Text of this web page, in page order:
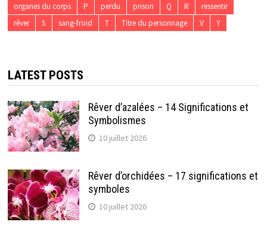
organes du corps
P perdu prison Q R
ressentir
rêver
S sang-froid T Titre du personnage V Y
LATEST POSTS
Rêver d’azalées – 14 Significations et
Symbolismes
10 juillet 2026
Rêver d’orchidées – 17 significations et
symboles
10 juillet 2026